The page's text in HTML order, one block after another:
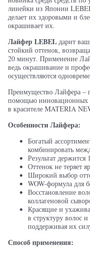
линейки из Японии
делает их здоровыми и
окрашивает их.
Лайфер LEBEL дарит
стойкий оттенок,
20 минут. Применение
ведь окрашивание и
осуществляются
Преимущество Лайфера –
помощью инновационных
в красителе MATERIA
Особенности Лайфера:
Богатый
комбинировать
Результат держится
Оттенок не теряет
Широкий выбор
WOW-формула для
Восстановление
коллагеновой
Красящие и
в структуру волос
поддерживая их
Способ применения: